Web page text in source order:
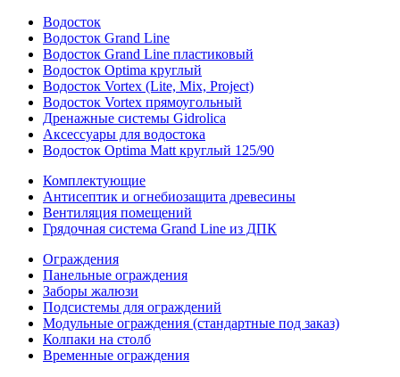
Водосток
Водосток Grand Line
Водосток Grand Line пластиковый
Водосток Optima круглый
Водосток Vortex (Lite, Mix, Project)
Водосток Vortex прямоугольный
Дренажные системы Gidrolica
Аксессуары для водостока
Водосток Optima Matt круглый 125/90
Комплектующие
Антисептик и огнебиозащита древесины
Вентиляция помещений
Грядочная система Grand Line из ДПК
Ограждения
Панельные ограждения
Заборы жалюзи
Подсистемы для ограждений
Модульные ограждения (стандартные под заказ)
Колпаки на столб
Временные ограждения